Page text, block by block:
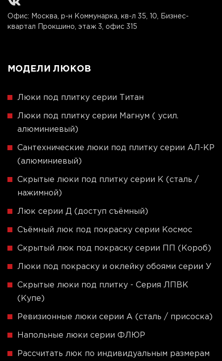
Офис: Москва, р-н Коммунарка, кв-л 35, 10, Бизнес-
квартал Прокшино, этаж 3, офис 315
МОДЕЛИ ЛЮКОВ
Люки под плитку серии Титан
Люки под плитку серии Магнум ( усил.
алюминиевый)
Сантехнические люки под плитку серии АЛ-КР
(алюминиевый)
Скрытые люки под плитку серии K (сталь /
нажимной)
Люк серии Д (доступ съёмный)
Съёмный люк под покраску серии Космос
Скрытый люк под покраску серии ПП (Короб)
Люки под покраску и оклейку обоями серии У
Скрытые люки под плитку - Серия ЛПВК
(Купе)
Ревизионные люки серии A (сталь / присоска)
Напольные люки серии ФЛЮР
Рассчитать люк по индивидуальным размерам